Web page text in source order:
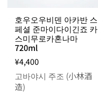
호우오우비덴 아카반 스
페셜 준마이다이긴죠 카
스미무로카혼나마
720ml
¥4,400
고바야시 주조 (小林酒
造)